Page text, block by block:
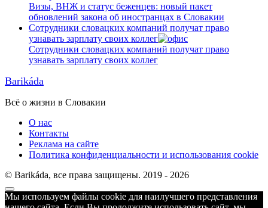
Визы, ВНЖ и статус беженцев: новый пакет
обновлений закона об иностранцах в Словакии
Сотрудники словацких компаний получат право
узнавать зарплату своих коллег
Сотрудники словацких компаний получат право
узнавать зарплату своих коллег
Barikáda
Всё о жизни в Словакии
О нас
Контакты
Реклама на сайте
Политика конфиденциальности и использования cookie
© Barikáda, все права защищены. 2019 - 2026
Прокрутка
к
Мы используем файлы cookie для наилучшего представления